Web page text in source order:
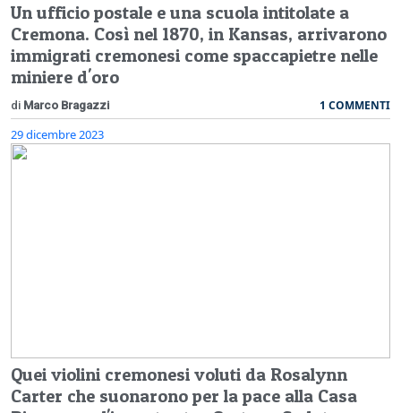
Un ufficio postale e una scuola intitolate a
Cremona. Così nel 1870, in Kansas, arrivarono
immigrati cremonesi come spaccapietre nelle
miniere d'oro
di Marco Bragazzi 1 COMMENTI
29 dicembre 2023
Quei violini cremonesi voluti da Rosalynn
Carter che suonarono per la pace alla Casa